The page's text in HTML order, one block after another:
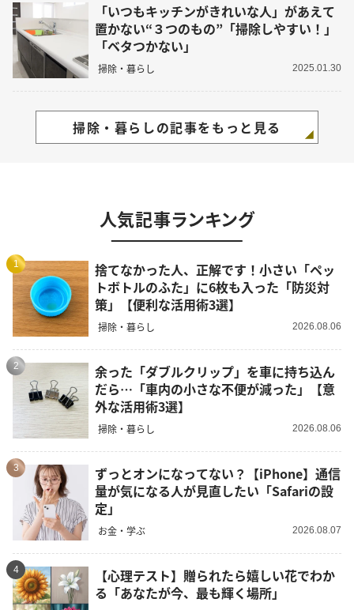
「いつもキッチンがきれいな人」があえて
置かない“３つのもの”「掃除しやすい！」
「ベタつかない」
掃除・暮らし 2025.01.30
掃除・暮らしの記事をもっと見る
人気記事ランキング
1
捨てなかった人、正解です！小さい「ペッ
トボトルのふた」に6枚も入った「防災対
策」【便利な活用術3選】
掃除・暮らし 2026.08.06
2
余った「ダブルクリップ」を車に持ち込ん
だら…「車内の小さな不便が減った」【意
外な活用術3選】
掃除・暮らし 2026.08.06
3
ずっとオンになってない？【iPhone】通信
量が気になる人が見直したい「Safariの設
定」
お金・学ぶ 2026.08.07
4
【心理テスト】贈られたら嬉しい花でわか
る「あなたが今、最も輝く場所」